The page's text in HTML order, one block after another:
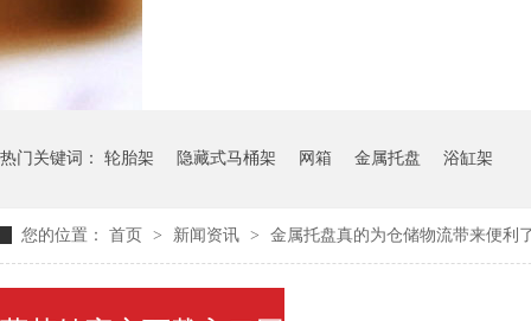
料架
热门关键词： 轮胎架 隐藏式马桶架 网箱 金属托盘 浴缸架
您的位置： 首页 > 新闻资讯 > 金属托盘真的为仓储物流带来便利